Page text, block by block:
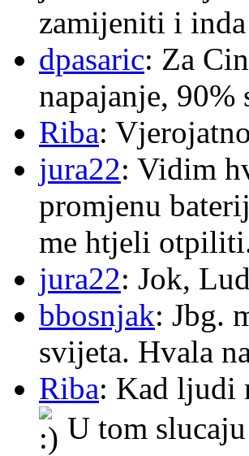
zamijeniti i
dpasaric: Za
napajanje, 90%
Riba:
jura22: Vidim
promjenu
me htjeli
jura22: Jok,
bbosnjak: Jbg.
svijeta. Hvala
Riba: Kad ljudi
U tom